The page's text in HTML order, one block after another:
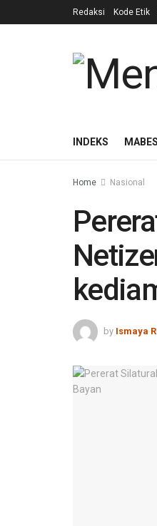
Redaksi Kode Etik
INDEKS MABES
Home Nasional
by Ismaya